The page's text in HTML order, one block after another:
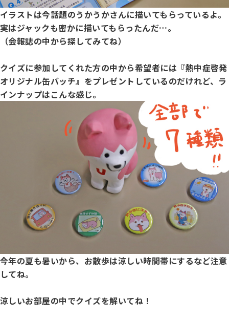
災害救助犬の育成
ジャックブログ
人工授精について
子犬を繁殖した方へ 〜 子犬の正式な名前のつけ方
血統証明書・よくあるご質問
Obtaining the JKC Certified Export Pedigree
ドッグダンス
トリミング競技会
ハンドリング競技会
過去の大会結果
犬の絵コンクールについて
愛犬とのふれあい写真コンテストについて
イラストは今話題のうかうかさんに描いてもらっているよ。
実はジャックも密かに描いてもらったんだ…。
（会報誌の中から探してみてね）
クイズに参加してくれた方の中から希望者には『熱中症啓発
オリジナル缶バッチ』をプレゼントしているのだけれど、ラ
インナップはこんな感じ。
今年の夏も暑いから、お散歩は涼しい時間帯にするなど注意
してね。
涼しいお部屋の中でクイズを解いてね！